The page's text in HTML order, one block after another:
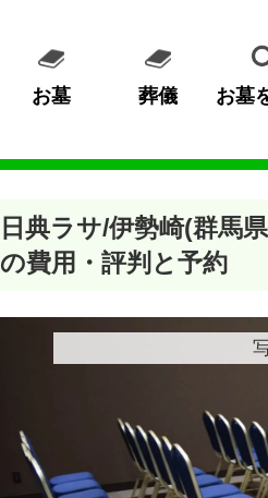
お墓 葬儀 お墓
日典ラサ/伊勢崎(群馬
の費用・評判と予約